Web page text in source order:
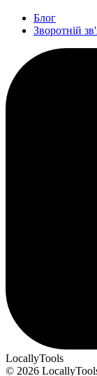
Блог
Зворотній
LocallyTools
© 2026